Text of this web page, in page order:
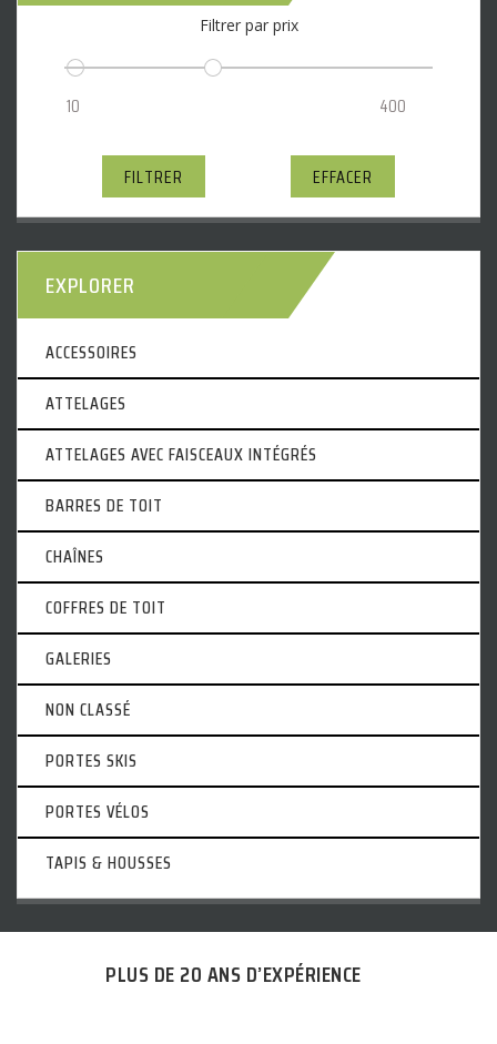
Filtrer par prix
FILTRER EFFACER
EXPLORER
ACCESSOIRES
ATTELAGES
ATTELAGES AVEC FAISCEAUX INTÉGRÉS
BARRES DE TOIT
CHAÎNES
COFFRES DE TOIT
GALERIES
NON CLASSÉ
PORTES SKIS
PORTES VÉLOS
TAPIS & HOUSSES
PLUS DE 20 ANS D’EXPÉRIENCE